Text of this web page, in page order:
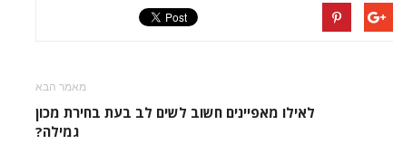
מאמר הבא
לאילו מאפיינים חשוב לשים לב בעת בחירת מכון
גמילה?